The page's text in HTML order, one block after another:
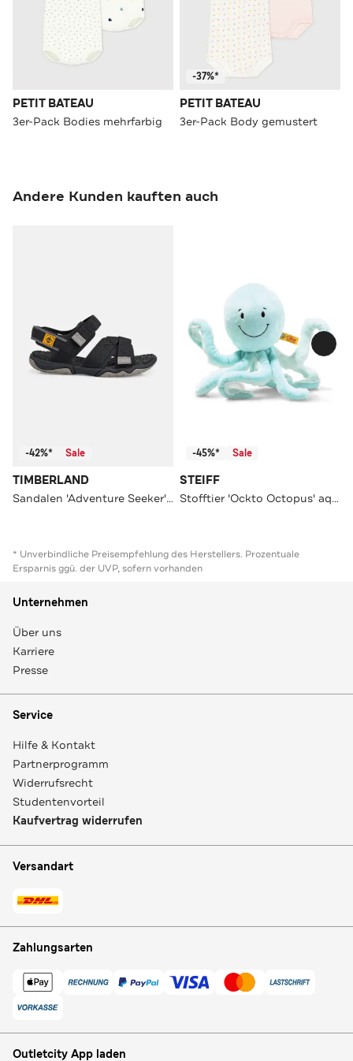
PETIT BATEAU
3er-Pack Bodies mehrfarbig
-37%*
PETIT BATEAU
3er-Pack Body gemustert
Andere Kunden kauften auch
-42%* Sale
TIMBERLAND
Sandalen 'Adventure Seeker' schwarz
-45%* Sale
STEIFF
Stofftier 'Ockto Octopus' aqua
* Unverbindliche Preisempfehlung des Herstellers. Prozentuale
Ersparnis ggü. der UVP, sofern vorhanden
Unternehmen
Über uns
Karriere
Presse
Service
Hilfe & Kontakt
Partnerprogramm
Widerrufsrecht
Studentenvorteil
Kaufvertrag widerrufen
Versandart
Zahlungsarten
Outletcity App laden